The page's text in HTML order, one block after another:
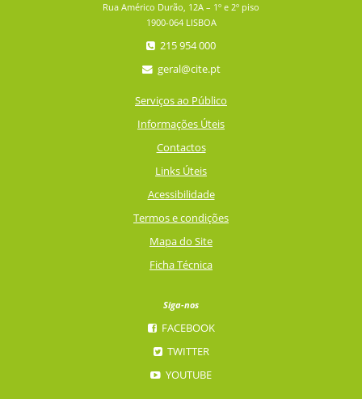
Rua Américo Durão, 12A – 1º e 2º piso
1900-064 LISBOA
215 954 000
geral@cite.pt
Serviços ao Público
Informações Úteis
Contactos
Links Úteis
Acessibilidade
Termos e condições
Mapa do Site
Ficha Técnica
Siga-nos
FACEBOOK
TWITTER
YOUTUBE